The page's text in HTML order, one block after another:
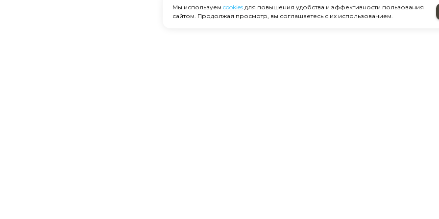
Мы используем cookies для повышения удобства и эффективности пользования
сайтом. Продолжая просмотр, вы соглашаетесь с их использованием.